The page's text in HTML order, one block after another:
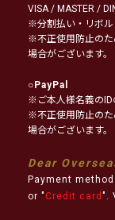
VISA / MASTER /
※分割払い・リボル
※不正使用防止のた
場合がございます。
○PayPal
※ご本人様名義のID
※不正使用防止のた
場合がございます。
Dear
Payment
or " Credit card ".